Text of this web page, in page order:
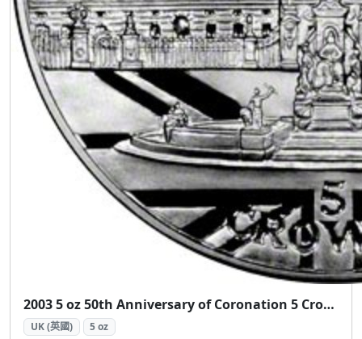
2003 5 oz 50th Anniversary of Coronation 5 Crowns Silver Coin (2003 女王加冕50週年 5皇冠 5盎司 銀幣)
UK (英國) 5 oz